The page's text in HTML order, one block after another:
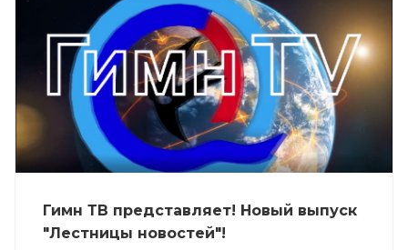
Гимн ТВ представляет! Новый выпуск
"Лестницы новостей"!